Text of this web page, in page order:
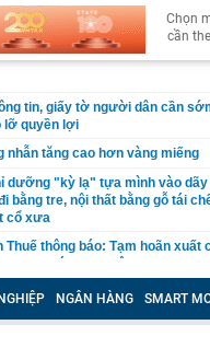
Chọn
cần
tin, giấy tờ người dân cần
lỡ quyền lợi
nhẫn tăng cao hơn vàng miếng
dưỡng "kỳ lạ" tựa mình vào dãy
bằng tre, nội thất bằng gỗ tái
cổ xưa
Thuế thông báo: Tạm hoãn
tối ưu công năng cho ngân
vượt công suất thiết kế, Hà Nội
NGÂN HÀNG SMART